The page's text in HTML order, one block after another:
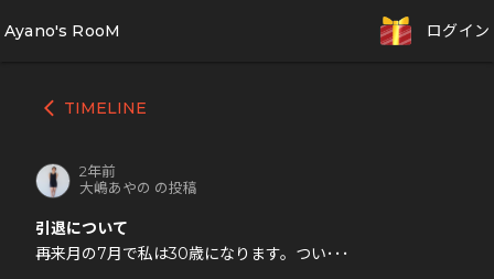
Ayano's RooM ログイン
arrow_back_ios TIMELINE
2年前
大嶋あやの の投稿
引退について
再来月の7月で私は30歳になります。つい･･･